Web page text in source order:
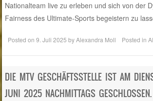
Nationalteam live zu erleben und sich von der
Fairness des Ultimate-Sports begeistern zu
Posted on9. Juli 2025 byAlexandra Moll Posted in
DIE MTV GESCHÄFTSSTELLE IST AM
JUNI 2025 NACHMITTAGS GESCHLOSSEN.